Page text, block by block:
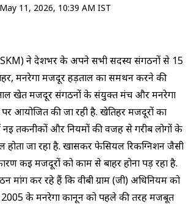
11, 2026, 10:39 AM IST
(SKM) ने देशभर के अपने सभी सदस्य संगठनों से 15
मनरेगा मजदूर हड़ताल का समर्थन करने की
खेत मजदूर संगठनों के संयुक्त मंच और मनरेगा
पर आयोजित की जा रही है. खेतिहर मजदूरों का
तकनीकों और नियमों की वजह से गरीब लोगों के
होता जा रहा है. खासकर फेसियल रिकग्निशन जैसी
कई मजदूरों को काम से बाहर होना पड़ रहा है.
मांग कर रहे हैं कि वीबी ग्राम (जी) अधिनियम को
के मनरेगा कानून को पहले की तरह मजबूत